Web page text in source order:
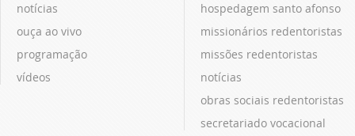
notícias
ouça ao vivo
programação
vídeos
hospedagem santo afonso
missionários redentoristas
missões redentoristas
notícias
obras sociais redentoristas
secretariado vocacional